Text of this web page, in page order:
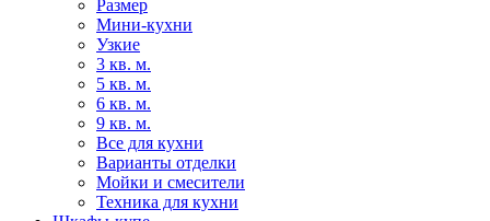
Размер
Мини-кухни
Узкие
3 кв. м.
5 кв. м.
6 кв. м.
9 кв. м.
Все для кухни
Варианты отделки
Мойки и смесители
Техника для кухни